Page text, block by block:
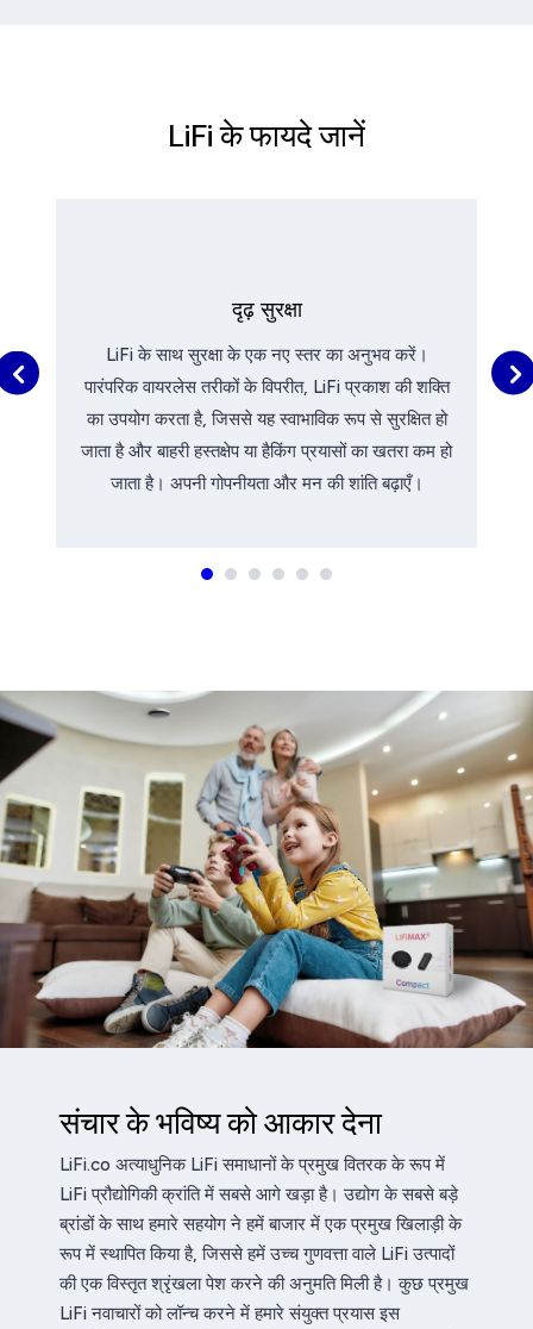
LiFi के फायदे जानें
दृढ़ सुरक्षा
LiFi के साथ सुरक्षा के एक नए स्तर का अनुभव करें।
पारंपरिक वायरलेस तरीकों के विपरीत, LiFi प्रकाश की शक्ति
का उपयोग करता है, जिससे यह स्वाभाविक रूप से सुरक्षित हो
जाता है और बाहरी हस्तक्षेप या हैकिंग प्रयासों का खतरा कम हो
जाता है। अपनी गोपनीयता और मन की शांति बढ़ाएँ।
संचार के भविष्य को आकार देना
LiFi.co अत्याधुनिक LiFi समाधानों के प्रमुख वितरक के रूप में
LiFi प्रौद्योगिकी क्रांति में सबसे आगे खड़ा है। उद्योग के सबसे बड़े
ब्रांडों के साथ हमारे सहयोग ने हमें बाजार में एक प्रमुख खिलाड़ी के
रूप में स्थापित किया है, जिससे हमें उच्च गुणवत्ता वाले LiFi उत्पादों
की एक विस्तृत श्रृंखला पेश करने की अनुमति मिली है। कुछ प्रमुख
LiFi नवाचारों को लॉन्च करने में हमारे संयुक्त प्रयास इस